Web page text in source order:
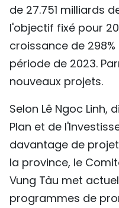
de 27.751 milliards
l'objectif fixé pour
croissance de
période de 2023.
nouveaux projets.
Selon Lê Ngoc Linh,
Plan et de
davantage de
la province, le
Vung Tàu met
programmes de